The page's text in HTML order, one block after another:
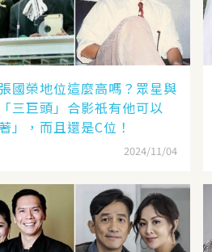
國榮地位這麼高嗎？眾星與
三巨頭」合影祇有他可以
著」，而且還是C位！
2024/11/04